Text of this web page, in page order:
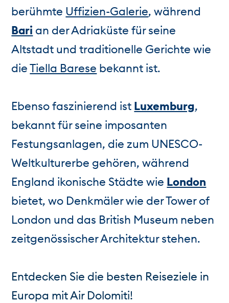
berühmte Uffizien-Galerie, während
Bari an der Adriaküste für seine
Altstadt und traditionelle Gerichte wie
dieTiella Barese bekannt ist.
Ebenso faszinierend ist Luxemburg,
bekannt für seine imposanten
Festungsanlagen, die zum UNESCO-
Weltkulturerbe gehören, während
England ikonische Städte wie London
bietet, wo Denkmäler wie der Tower of
London und das British Museum neben
zeitgenössischer Architektur stehen.
Entdecken Sie die besten Reiseziele in
Europa mit Air Dolomiti!